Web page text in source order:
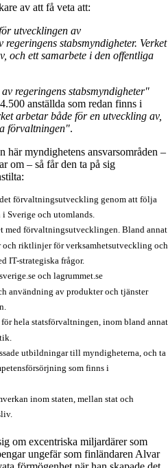
av att få veta att:
utvecklingen av
stabsmyndigheter. Verket
och ett samarbete i den offentliga
av regeringens stabsmyndigheter"
anställda som redan finns i
arbetar både för en utveckling av,
förvaltningen".
här myndighetens ansvarsområden –
om – så får den ta på sig
förvaltningsutveckling genom att följa
Sverige och utomlands.
med förvaltningsutvecklingen. Bland annat
och riktlinjer för verksamhetsutveckling och
IT-strategiska frågor.
och lagrummet.se
användning av produkter och tjänster
hela statsförvaltningen, inom bland annat
utbildningar till myndigheterna, och ta
som finns i
inom staten, mellan stat och
om excentriska miljardärer som
ungefär som finländaren Alvar